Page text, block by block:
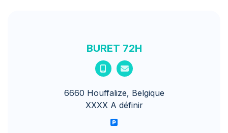
BURET 72H
6660 Houffalize, Belgique
XXXX A définir